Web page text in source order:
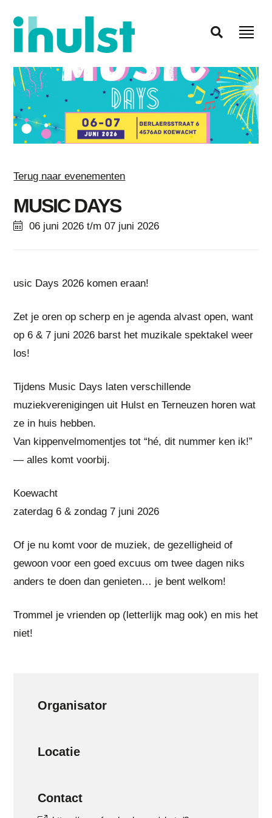
Terug naar evenementen
MUSIC DAYS
06 juni 2026 t/m 07 juni 2026
usic Days 2026 komen eraan!
Zet je oren op scherp en je agenda alvast open, want
op 6 & 7 juni 2026 barst het muzikale spektakel weer
los!
Tijdens Music Days laten verschillende
muziekverenigingen uit Hulst en Terneuzen horen wat
ze in huis hebben.
Van kippenvelmomentjes tot “hé, dit nummer ken ik!”
— alles komt voorbij.
Koewacht
zaterdag 6 & zondag 7 juni 2026
Of je nu komt voor de muziek, de gezelligheid of
gewoon voor een goed excuus om twee dagen niks
anders te doen dan genieten… je bent welkom!
Trommel je vrienden op (letterlijk mag ook) en mis het
niet!
Organisator
Locatie
Contact